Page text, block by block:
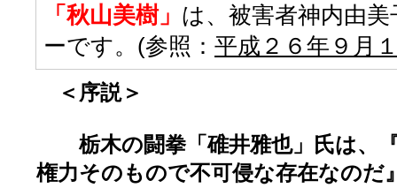
「秋山美樹」 は、被害者神内由
ーです。(参照： 平成２６年９月
＜序説＞
栃木の闘拳「碓井雅也」氏は、
権力そのもので不可侵な存在なのだ